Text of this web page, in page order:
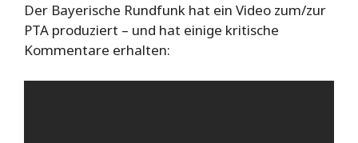
Der Bayerische Rundfunk hat ein Video zum/zur
PTA produziert – und hat einige kritische
Kommentare erhalten: